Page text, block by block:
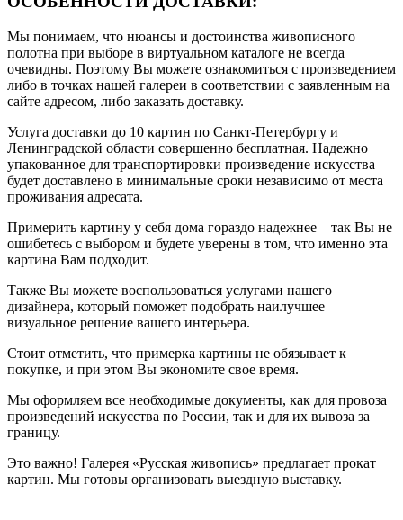
Мы понимаем, что нюансы и достоинства живописного
полотна при выборе в виртуальном каталоге не всегда
очевидны. Поэтому Вы можете ознакомиться с произведением
либо в точках нашей галереи в соответствии с заявленным на
сайте адресом, либо заказать доставку.
Услуга доставки до 10 картин по Санкт-Петербургу и
Ленинградской области совершенно бесплатная. Надежно
упакованное для транспортировки произведение искусства
будет доставлено в минимальные сроки независимо от места
проживания адресата.
Примерить картину у себя дома гораздо надежнее – так Вы не
ошибетесь с выбором и будете уверены в том, что именно эта
картина Вам подходит.
Также Вы можете воспользоваться услугами нашего
дизайнера, который поможет подобрать наилучшее
визуальное решение вашего интерьера.
Стоит отметить, что примерка картины не обязывает к
покупке, и при этом Вы экономите свое время.
Мы оформляем все необходимые документы, как для провоза
произведений искусства по России, так и для их вывоза за
границу.
Это важно! Галерея «Русская живопись» предлагает прокат
картин. Мы готовы организовать выездную выставку.